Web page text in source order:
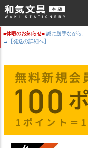
■休暇のお知らせ■ 誠に勝手ながら、
→【発送の詳細へ】